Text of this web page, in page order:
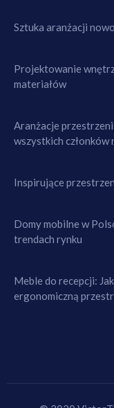
Sztuka aranżacji
Projektowanie
materiałów
Aranżacje
wszystkich członków
Inspirujące
Domy mobilne w
trendach rynku
Meble do recepcji:
ergonomiczną